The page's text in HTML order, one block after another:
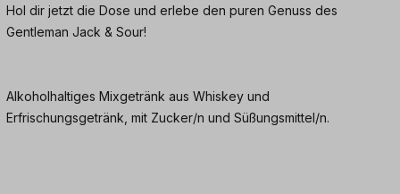
Hol dir jetzt die Dose und erlebe den puren Genuss des
Gentleman Jack & Sour!
Alkoholhaltiges Mixgetränk aus Whiskey und
Erfrischungsgetränk, mit Zucker/n und Süßungsmittel/n.